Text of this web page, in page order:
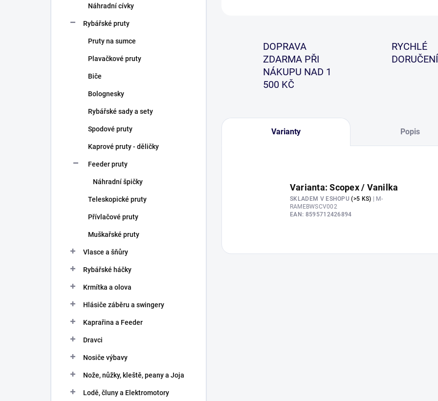
Náhradní cívky
Rybářské pruty
Pruty na sumce
Plavačkové pruty
Biče
Bolognesky
Rybářské sady a sety
Spodové pruty
Kaprové pruty - děličky
Feeder pruty
Náhradní špičky
Teleskopické pruty
Přívlačové pruty
Muškařské pruty
Vlasce a šňůry
Rybářské háčky
Krmítka a olova
Hlásiče záběru a swingery
Kaprařina a Feeder
Dravci
Nosiče výbavy
Nože, nůžky, kleště, peany a Joja
Lodě, čluny a Elektromotory
DOPRAVA
ZDARMA PŘI
NÁKUPU NAD 1
500 KČ
RYCHLÉ
DORUČENÍ
Varianty Popis
Varianta: Scopex / Vanilka
SKLADEM V ESHOPU(>5 KS) | M-
RAMEBWSCV002
EAN: 8595712426894